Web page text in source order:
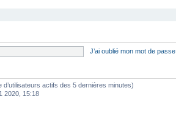
J’ai oublié mon mot de passe
actifs des 5 dernières minutes)
2020, 15:18